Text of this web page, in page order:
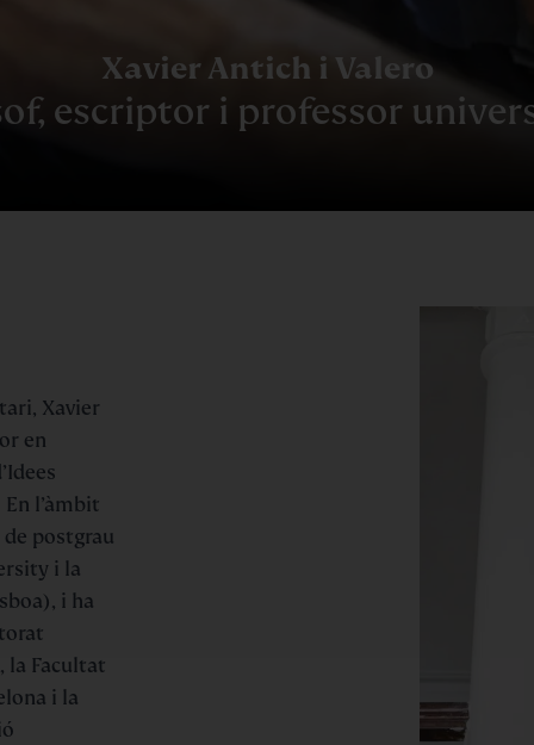
Xavier Antich i Valero
escriptor i professor
Xavier
en
l’àmbit
postgrau
i la
i ha
la Facultat
i la